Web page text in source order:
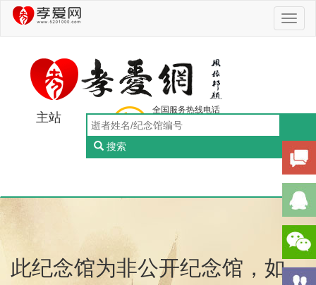
主站
搜索
全国服务热线电话
0756-5505888
工作日：9:00-18:00（周一至周五）
此纪念馆为非公开纪念馆，如